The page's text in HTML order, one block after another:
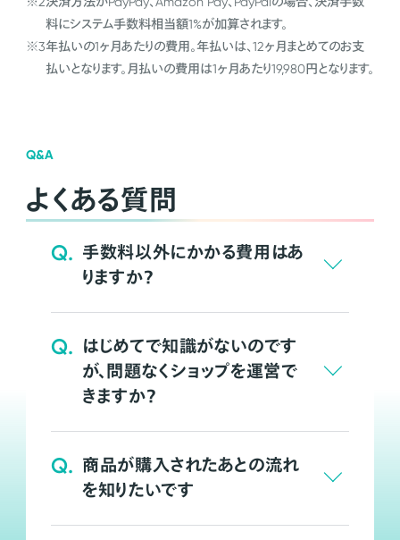
料にシステム手数料相当額1%が加算されます。
※3年払いの1ヶ月あたりの費用。年払いは、12ヶ月まとめてのお支
払いとなります。月払いの費用は1ヶ月あたり19,980円となります。
Q&A
よくある質問
Q. 手数料以外にかかる費用はあ
りますか？
Q. はじめてで知識がないのです
が、問題なくショップを運営で
きますか？
Q. 商品が購入されたあとの流れ
を知りたいです